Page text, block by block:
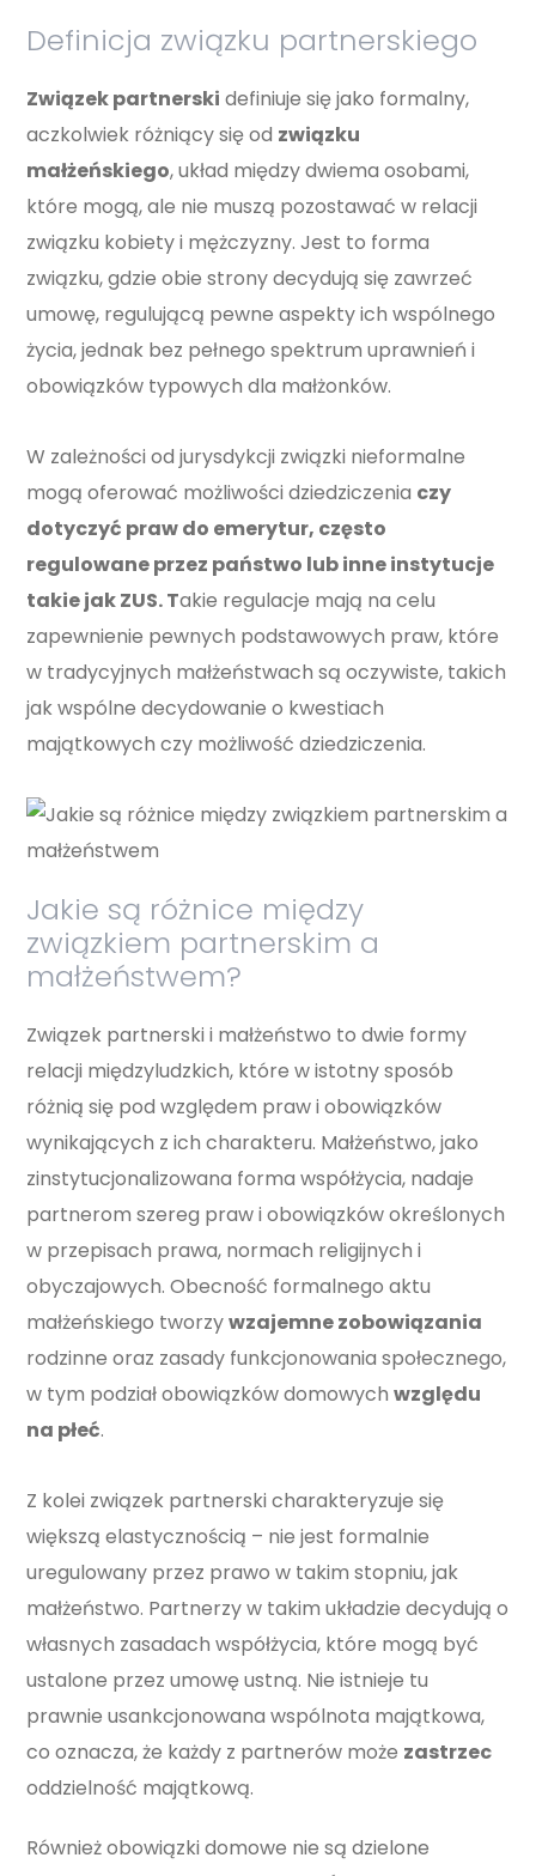
Definicja związku partnerskiego
Związek partnerski definiuje się jako formalny,
aczkolwiek różniący się od związku
małżeńskiego, układ między dwiema osobami,
które mogą, ale nie muszą pozostawać w relacji
związku kobiety i mężczyzny. Jest to forma
związku, gdzie obie strony decydują się zawrzeć
umowę, regulującą pewne aspekty ich wspólnego
życia, jednak bez pełnego spektrum uprawnień i
obowiązków typowych dla małżonków.
W zależności od jurysdykcji związki nieformalne
mogą oferować możliwości dziedziczenia czy
dotyczyć praw do emerytur, często
regulowane przez państwo lub inne instytucje
takie jak ZUS. Takie regulacje mają na celu
zapewnienie pewnych podstawowych praw, które
w tradycyjnych małżeństwach są oczywiste, takich
jak wspólne decydowanie o kwestiach
majątkowych czy możliwość dziedziczenia.
Jakie są różnice między
związkiem partnerskim a
małżeństwem?
Związek partnerski i małżeństwo to dwie formy
relacji międzyludzkich, które w istotny sposób
różnią się pod względem praw i obowiązków
wynikających z ich charakteru. Małżeństwo, jako
zinstytucjonalizowana forma współżycia, nadaje
partnerom szereg praw i obowiązków określonych
w przepisach prawa, normach religijnych i
obyczajowych. Obecność formalnego aktu
małżeńskiego tworzywzajemne zobowiązania
rodzinne oraz zasady funkcjonowania społecznego,
w tym podział obowiązków domowychwzględu
na płeć.
Z kolei związek partnerski charakteryzuje się
większą elastycznością – nie jest formalnie
uregulowany przez prawo w takim stopniu, jak
małżeństwo. Partnerzy w takim układzie decydują o
własnych zasadach współżycia, które mogą być
ustalone przez umowę ustną. Nie istnieje tu
prawnie usankcjonowana wspólnota majątkowa,
co oznacza, że każdy z partnerów może zastrzec
oddzielność majątkową.
Również obowiązki domowe nie są dzielone